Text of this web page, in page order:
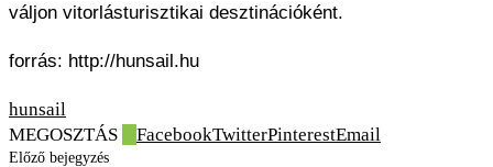
váljon vitorlásturisztikai desztinációként.
forrás: http://hunsail.hu
hunsail
MEGOSZTÁS
FacebookTwitterPinterestEmail
Előző bejegyzés